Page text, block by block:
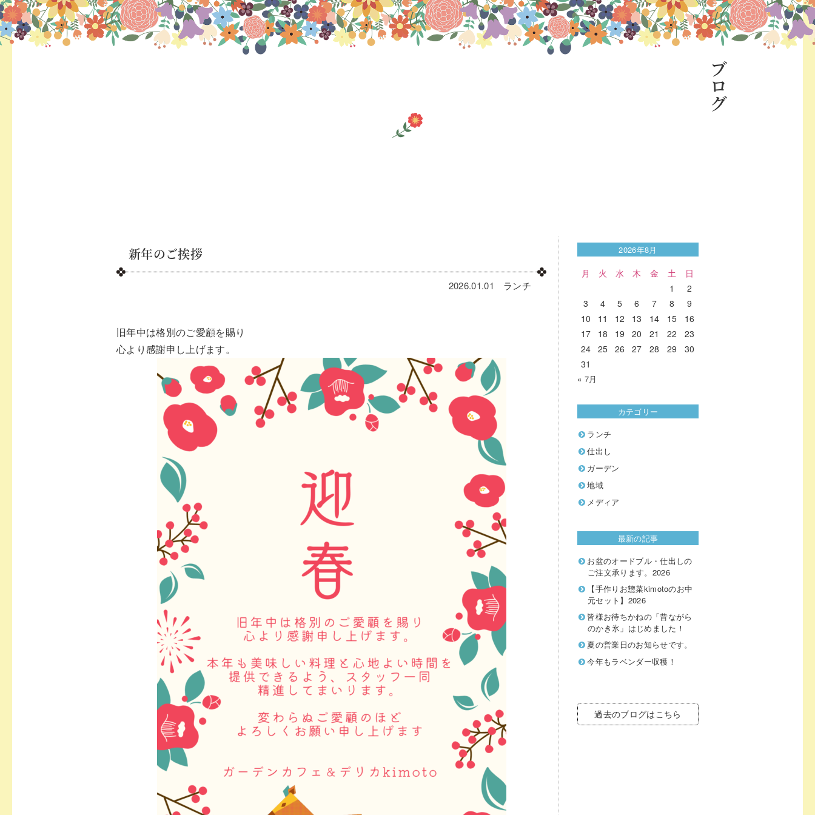
ブログ
新年のご挨拶
2026.01.01 ランチ
旧年中は格別のご愛顧を賜り
心より感謝申し上げます。
2026年8月
月 火 水 木 金 土
日
1
2
3
4 5 6 7 8
9
10
11 12 13 14 15
16
17
18 19 20 21 22
23
24 25 26 27 28 29
30
31
« 7月
カテゴリー
ランチ
仕出し
ガーデン
地域
メディア
最新の記事
お盆のオードブル・仕出しの
ご注文承ります。2026
【手作りお惣菜kimotoのお中
元セット】2026
皆様お待ちかねの「昔ながら
のかき氷」はじめました！
夏の営業日のお知らせです。
今年もラベンダー収穫！
過去のブログはこちら